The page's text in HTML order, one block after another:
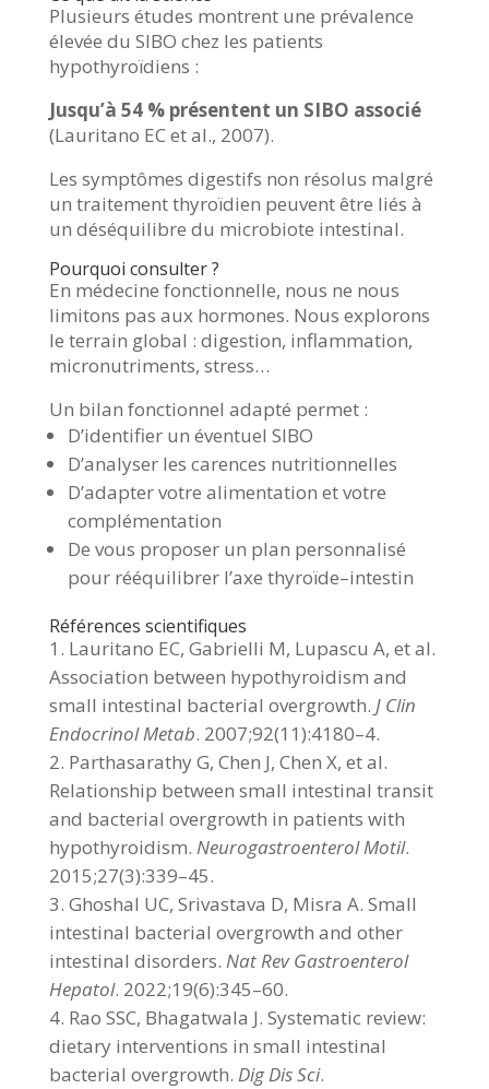
Plusieurs études montrent une prévalence
élevée du SIBO chez les patients
hypothyroïdiens :
Jusqu’à 54 % présentent un SIBO associé
(Lauritano EC et al., 2007).
Les symptômes digestifs non résolus malgré
un traitement thyroïdien peuvent être liés à
un déséquilibre du microbiote intestinal.
Pourquoi consulter ?
En médecine fonctionnelle, nous ne nous
limitons pas aux hormones. Nous explorons
le terrain global : digestion, inflammation,
micronutriments, stress…
Un bilan fonctionnel adapté permet :
D’identifier un éventuel SIBO
D’analyser les carences nutritionnelles
D’adapter votre alimentation et votre
complémentation
De vous proposer un plan personnalisé
pour rééquilibrer l’axe thyroïde–intestin
Références scientifiques
Lauritano EC, Gabrielli M, Lupascu A, et al.
Association between hypothyroidism and
small intestinal bacterial overgrowth. J Clin
Endocrinol Metab. 2007;92(11):4180–4.
Parthasarathy G, Chen J, Chen X, et al.
Relationship between small intestinal transit
and bacterial overgrowth in patients with
hypothyroidism. Neurogastroenterol Motil.
2015;27(3):339–45.
Ghoshal UC, Srivastava D, Misra A. Small
intestinal bacterial overgrowth and other
intestinal disorders. Nat Rev Gastroenterol
Hepatol. 2022;19(6):345–60.
Rao SSC, Bhagatwala J. Systematic review:
dietary interventions in small intestinal
bacterial overgrowth. Dig Dis Sci.